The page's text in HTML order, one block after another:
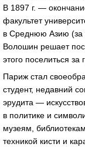
В 1897 г. —
факультет
в Среднюю Азию (за
Волошин решает
этого поселиться
Париж стал
студент, недавний
эрудита —
в политике и
музеям,
техникой кисти и